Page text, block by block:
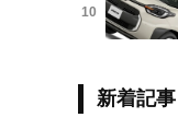
10
新着記事